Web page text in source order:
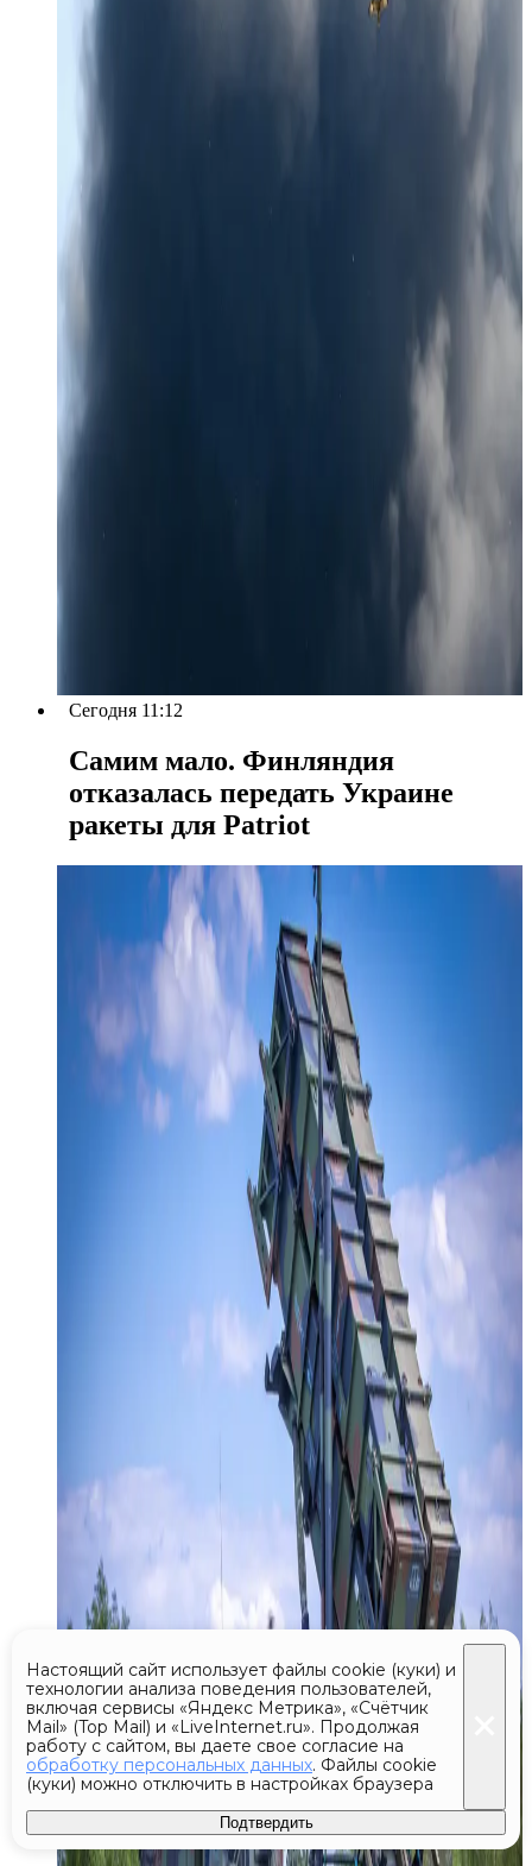
Сегодня 11:12
Самим мало. Финляндия
отказалась передать Украине
ракеты для Patriot
Настоящий сайт использует файлы cookie (куки) и
технологии анализа поведения пользователей,
включая сервисы «Яндекс Метрика», «Счётчик
Mail» (Top Mail) и «LiveInternet.ru». Продолжая
работу с сайтом, вы даете свое согласие на
обработку персональных данных. Файлы cookie
(куки) можно отключить в настройках браузера
Подтвердить